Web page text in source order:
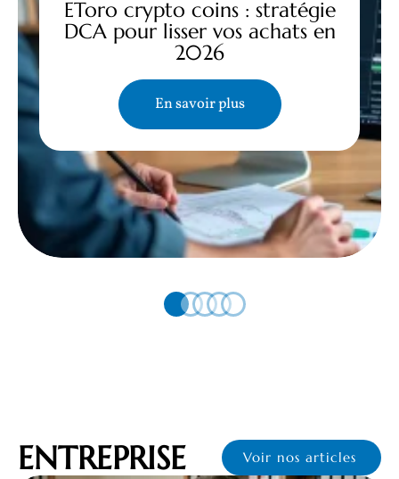
EToro crypto coins : stratégie
DCA pour lisser vos achats en
2026
En savoir plus
ENTREPRISE Voir nos articles